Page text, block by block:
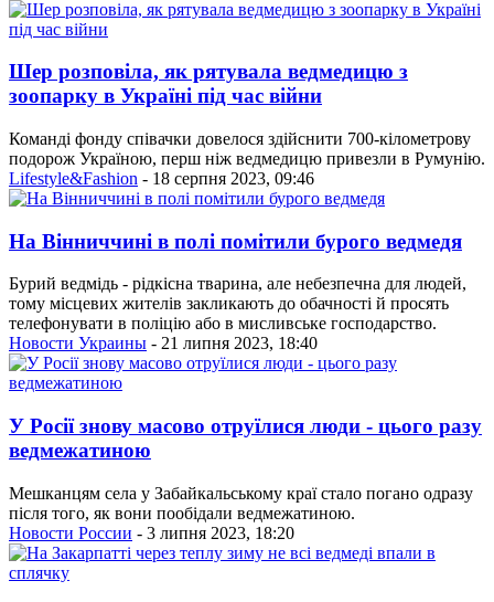
Шер розповіла, як рятувала ведмедицю з
зоопарку в Україні під час війни
Команді фонду співачки довелося здійснити 700-кілометрову
подорож Україною, перш ніж ведмедицю привезли в Румунію.
Lifestyle&Fashion - 18 серпня 2023, 09:46
На Вінниччині в полі помітили бурого ведмедя
Бурий ведмідь - рідкісна тварина, але небезпечна для людей,
тому місцевих жителів закликають до обачності й просять
телефонувати в поліцію або в мисливське господарство.
Новости Украины - 21 липня 2023, 18:40
У Росії знову масово отруїлися люди - цього разу
ведмежатиною
Мешканцям села у Забайкальському краї стало погано одразу
після того, як вони пообідали ведмежатиною.
Новости России - 3 липня 2023, 18:20